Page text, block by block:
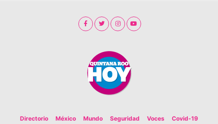
Directorio México Mundo Seguridad Voces Covid-19